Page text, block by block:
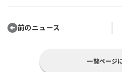
前のニュース
一覧ページ